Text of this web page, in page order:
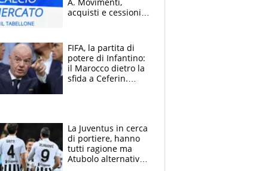
acquisti e cessioni:
FIFA, la partita di
potere di Infantino:
il Marocco dietro la
sfida a Ceferin.
La Juventus in cerca
di portiere, hanno
tutti ragione ma
Atubolo alternativa